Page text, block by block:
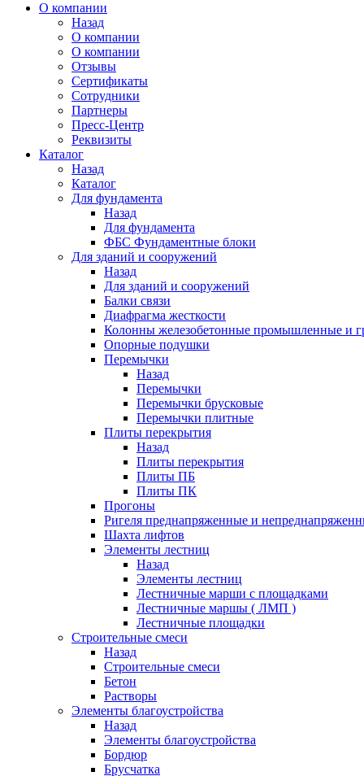
О компании
Назад
О компании
О компании
Отзывы
Сертификаты
Сотрудники
Партнеры
Пресс-Центр
Реквизиты
Каталог
Назад
Каталог
Для фундамента
Назад
Для фундамента
ФБС Фундаментные блоки
Для зданий и сооружений
Назад
Для зданий и сооружений
Балки связи
Диафрагма жесткости
Колонны железобетонные промышленные и
Опорные подушки
Перемычки
Назад
Перемычки
Перемычки брусковые
Перемычки плитные
Плиты перекрытия
Назад
Плиты перекрытия
Плиты ПБ
Плиты ПК
Прогоны
Ригеля преднапряженные и
Шахта лифтов
Элементы лестниц
Назад
Элементы лестниц
Лестничные марши с площадками
Лестничные маршы ( ЛМП )
Лестничные площадки
Строительные смеси
Назад
Строительные смеси
Бетон
Растворы
Элементы благоустройства
Назад
Элементы благоустройства
Бордюр
Брусчатка